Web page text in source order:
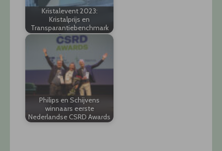
Kristalevent 2023:
Kristalprijs en
Transparantiebenchmark
Philips en Schijvens
winnaars eerste
Nederlandse CSRD Awards